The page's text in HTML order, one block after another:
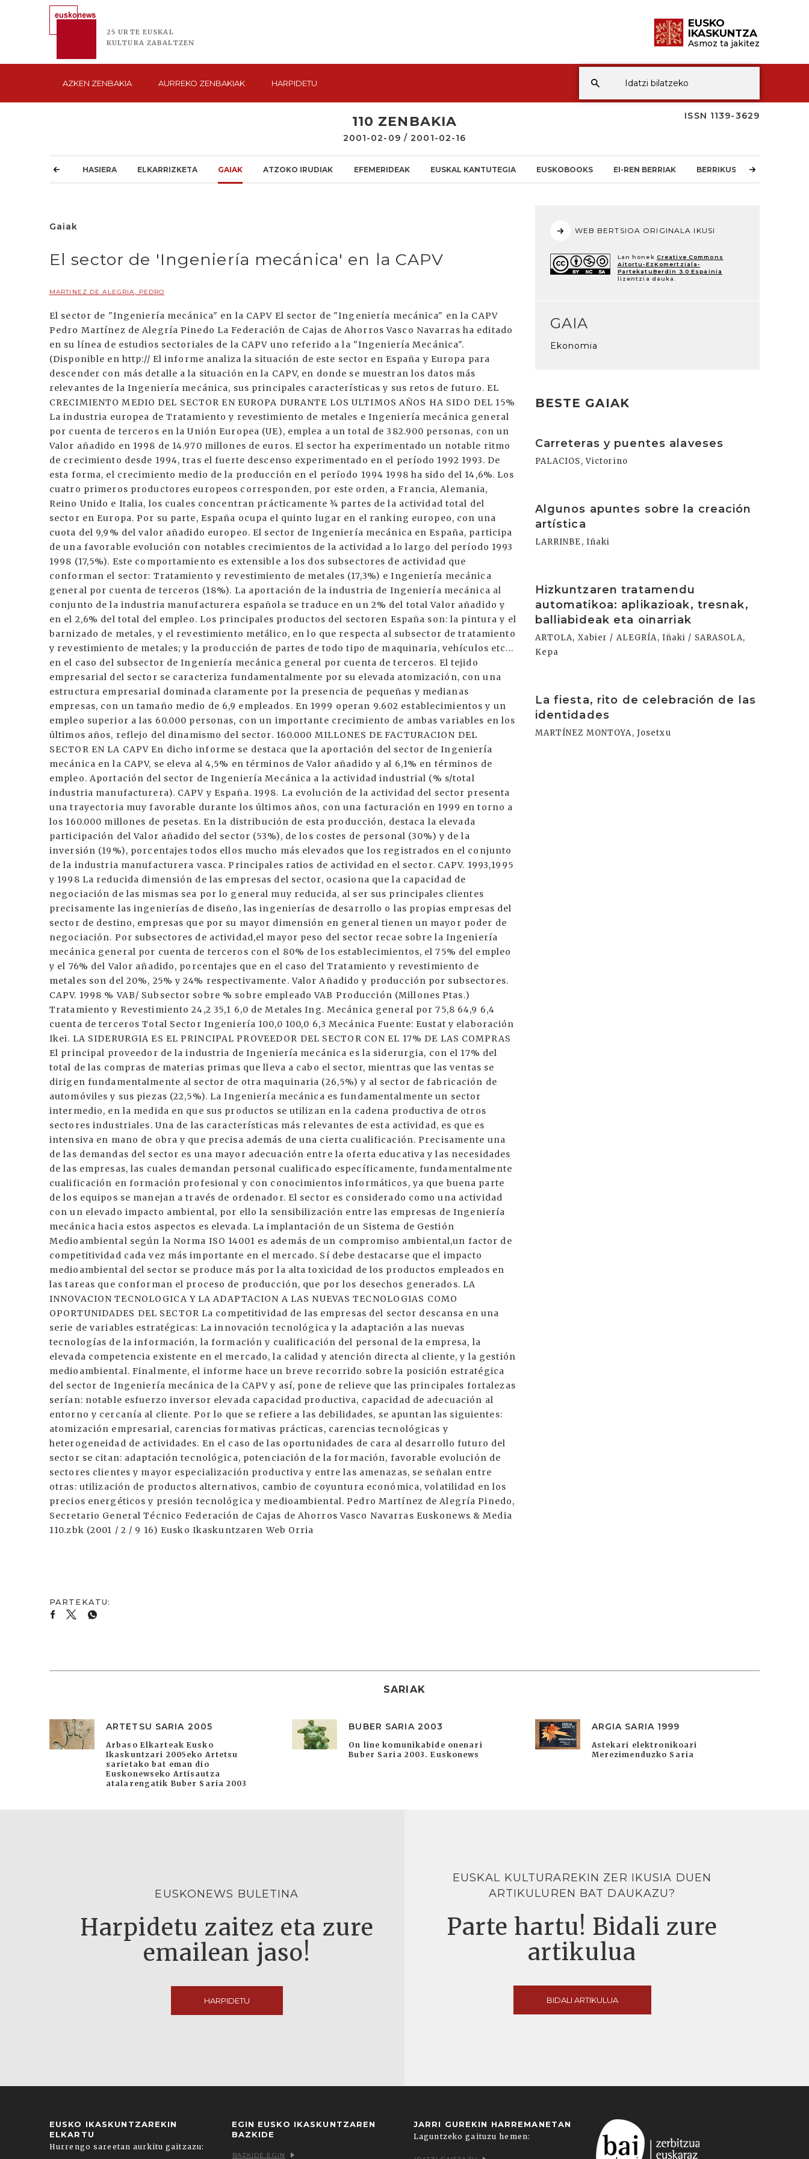
25 URTE EUSKAL
KULTURA ZABALTZEN
EUSKO
IKASKUNTZA
Asmoz ta jakitez
AZKEN ZENBAKIA AURREKO ZENBAKIAK HARPIDETU
ISSN 1139-3629
110 ZENBAKIA
2001-02-09 / 2001-02-16
HASIERA ELKARRIZKETA GAIAK ATZOKO IRUDIAK EFEMERIDEAK EUSKAL KANTUTEGIA EUSKOBOOKS EI-REN BERRIAK BERRIKUSKETAK
Gaiak
El sector de 'Ingeniería mecánica' en la CAPV
MARTINEZ DE ALEGRIA, PEDRO
El sector de "Ingeniería mecánica" en la CAPV El sector de "Ingeniería mecánica" en la CAPV
Pedro Martínez de Alegría Pinedo La Federación de Cajas de Ahorros Vasco Navarras ha editado
en su línea de estudios sectoriales de la CAPV uno referido a la "Ingeniería Mecánica".
(Disponible en http:// El informe analiza la situación de este sector en España y Europa para
descender con más detalle a la situación en la CAPV, en donde se muestran los datos más
relevantes de la Ingeniería mecánica, sus principales características y sus retos de futuro. EL
CRECIMIENTO MEDIO DEL SECTOR EN EUROPA DURANTE LOS ULTIMOS AÑOS HA SIDO DEL 15%
La industria europea de Tratamiento y revestimiento de metales e Ingeniería mecánica general
por cuenta de terceros en la Unión Europea (UE), emplea a un total de 382.900 personas, con un
Valor añadido en 1998 de 14.970 millones de euros. El sector ha experimentado un notable ritmo
de crecimiento desde 1994, tras el fuerte descenso experimentado en el período 1992 1993. De
esta forma, el crecimiento medio de la producción en el período 1994 1998 ha sido del 14,6%. Los
cuatro primeros productores europeos corresponden, por este orden, a Francia, Alemania,
Reino Unido e Italia, los cuales concentran prácticamente ¾ partes de la actividad total del
sector en Europa. Por su parte, España ocupa el quinto lugar en el ranking europeo, con una
cuota del 9,9% del valor añadido europeo. El sector de Ingeniería mecánica en España, participa
de una favorable evolución con notables crecimientos de la actividad a lo largo del período 1993
1998 (17,5%). Este comportamiento es extensible a los dos subsectores de actividad que
conforman el sector: Tratamiento y revestimiento de metales (17,3%) e Ingeniería mecánica
general por cuenta de terceros (18%). La aportación de la industria de Ingeniería mecánica al
conjunto de la industria manufacturera española se traduce en un 2% del total Valor añadido y
en el 2,6% del total del empleo. Los principales productos del sectoren España son: la pintura y el
barnizado de metales, y el revestimiento metálico, en lo que respecta al subsector de tratamiento
y revestimiento de metales; y la producción de partes de todo tipo de maquinaria, vehículos etc...
en el caso del subsector de Ingeniería mecánica general por cuenta de terceros. El tejido
empresarial del sector se caracteriza fundamentalmente por su elevada atomización, con una
estructura empresarial dominada claramente por la presencia de pequeñas y medianas
empresas, con un tamaño medio de 6,9 empleados. En 1999 operan 9.602 establecimientos y un
empleo superior a las 60.000 personas, con un importante crecimiento de ambas variables en los
últimos años, reflejo del dinamismo del sector. 160.000 MILLONES DE FACTURACION DEL
SECTOR EN LA CAPV En dicho informe se destaca que la aportación del sector de Ingeniería
mecánica en la CAPV, se eleva al 4,5% en términos de Valor añadido y al 6,1% en términos de
empleo. Aportación del sector de Ingeniería Mecánica a la actividad industrial (% s/total
industria manufacturera). CAPV y España. 1998. La evolución de la actividad del sector presenta
una trayectoria muy favorable durante los últimos años, con una facturación en 1999 en torno a
los 160.000 millones de pesetas. En la distribución de esta producción, destaca la elevada
participación del Valor añadido del sector (53%), de los costes de personal (30%) y de la
inversión (19%), porcentajes todos ellos mucho más elevados que los registrados en el conjunto
de la industria manufacturera vasca. Principales ratios de actividad en el sector. CAPV. 1993,1995
y 1998 La reducida dimensión de las empresas del sector, ocasiona que la capacidad de
negociación de las mismas sea por lo general muy reducida, al ser sus principales clientes
precisamente las ingenierías de diseño, las ingenierías de desarrollo o las propias empresas del
sector de destino, empresas que por su mayor dimensión en general tienen un mayor poder de
negociación. Por subsectores de actividad,el mayor peso del sector recae sobre la Ingeniería
mecánica general por cuenta de terceros con el 80% de los establecimientos, el 75% del empleo
y el 76% del Valor añadido, porcentajes que en el caso del Tratamiento y revestimiento de
metales son del 20%, 25% y 24% respectivamente. Valor Añadido y producción por subsectores.
CAPV. 1998 % VAB/ Subsector sobre % sobre empleado VAB Producción (Millones Ptas.)
Tratamiento y Revestimiento 24,2 35,1 6,0 de Metales Ing. Mecánica general por 75,8 64,9 6,4
cuenta de terceros Total Sector Ingeniería 100,0 100,0 6,3 Mecánica Fuente: Eustat y elaboración
Ikei. LA SIDERURGIA ES EL PRINCIPAL PROVEEDOR DEL SECTOR CON EL 17% DE LAS COMPRAS
El principal proveedor de la industria de Ingeniería mecánica es la siderurgia, con el 17% del
total de las compras de materias primas que lleva a cabo el sector, mientras que las ventas se
dirigen fundamentalmente al sector de otra maquinaria (26,5%) y al sector de fabricación de
automóviles y sus piezas (22,5%). La Ingeniería mecánica es fundamentalmente un sector
intermedio, en la medida en que sus productos se utilizan en la cadena productiva de otros
sectores industriales. Una de las características más relevantes de esta actividad, es que es
intensiva en mano de obra y que precisa además de una cierta cualificación. Precisamente una
de las demandas del sector es una mayor adecuación entre la oferta educativa y las necesidades
de las empresas, las cuales demandan personal cualificado específicamente, fundamentalmente
cualificación en formación profesional y con conocimientos informáticos, ya que buena parte
de los equipos se manejan a través de ordenador. El sector es considerado como una actividad
con un elevado impacto ambiental, por ello la sensibilización entre las empresas de Ingeniería
mecánica hacia estos aspectos es elevada. La implantación de un Sistema de Gestión
Medioambiental según la Norma ISO 14001 es además de un compromiso ambiental,un factor de
competitividad cada vez más importante en el mercado. Sí debe destacarse que el impacto
medioambiental del sector se produce más por la alta toxicidad de los productos empleados en
las tareas que conforman el proceso de producción, que por los desechos generados. LA
INNOVACION TECNOLOGICA Y LA ADAPTACION A LAS NUEVAS TECNOLOGIAS COMO
OPORTUNIDADES DEL SECTOR La competitividad de las empresas del sector descansa en una
serie de variables estratégicas: La innovación tecnológica y la adaptación a las nuevas
tecnologías de la información, la formación y cualificación del personal de la empresa, la
elevada competencia existente en el mercado, la calidad y atención directa al cliente, y la gestión
medioambiental. Finalmente, el informe hace un breve recorrido sobre la posición estratégica
del sector de Ingeniería mecánica de la CAPV y así, pone de relieve que las principales fortalezas
serían: notable esfuerzo inversor elevada capacidad productiva, capacidad de adecuación al
entorno y cercanía al cliente. Por lo que se refiere a las debilidades, se apuntan las siguientes:
atomización empresarial, carencias formativas prácticas, carencias tecnológicas y
heterogeneidad de actividades. En el caso de las oportunidades de cara al desarrollo futuro del
sector se citan: adaptación tecnológica, potenciación de la formación, favorable evolución de
sectores clientes y mayor especialización productiva y entre las amenazas, se señalan entre
otras: utilización de productos alternativos, cambio de coyuntura económica, volatilidad en los
precios energéticos y presión tecnológica y medioambiental. Pedro Martínez de Alegría Pinedo,
Secretario General Técnico Federación de Cajas de Ahorros Vasco Navarras Euskonews & Media
110.zbk (2001 / 2 / 9 16) Eusko Ikaskuntzaren Web Orria
WEB BERTSIOA ORIGINALA IKUSI
Lan honek Creative Commons
Aitortu-EzKomertziala-
PartekatuBerdin 3.0 Espainia
lizentzia dauka.
GAIA
Ekonomia
BESTE GAIAK
Carreteras y puentes alaveses
PALACIOS, Victorino
Algunos apuntes sobre la creación
artística
LARRINBE, Iñaki
Hizkuntzaren tratamendu
automatikoa: aplikazioak, tresnak,
balliabideak eta oinarriak
ARTOLA, Xabier / ALEGRÍA, Iñaki / SARASOLA,
Kepa
La fiesta, rito de celebración de las
identidades
MARTÍNEZ MONTOYA, Josetxu
SARIAK
ARTETSU SARIA 2005
Arbaso Elkarteak Eusko
Ikaskuntzari 2005eko Artetsu
sarietako bat eman dio
Euskonewseko Artisautza
atalarengatik Buber Saria 2003
BUBER SARIA 2003
On line komunikabide onenari
Buber Saria 2003. Euskonews
ARGIA SARIA 1999
Astekari elektronikoari
Merezimenduzko Saria
EUSKONEWS BULETINA
Harpidetu zaitez eta zure
emailean jaso!
HARPIDETU
EUSKAL KULTURAREKIN ZER IKUSIA DUEN
ARTIKULUREN BAT DAUKAZU?
Parte hartu! Bidali zure
artikulua
BIDALI ARTIKULUA
EUSKO IKASKUNTZAREKIN
ELKARTU
Hurrengo sareetan aurkitu gaitzazu:
EGIN EUSKO IKASKUNTZAREN
BAZKIDE
BAZKIDE EGIN
JARRI GUREKIN HARREMANETAN
Laguntzeko gaituzu hemen: